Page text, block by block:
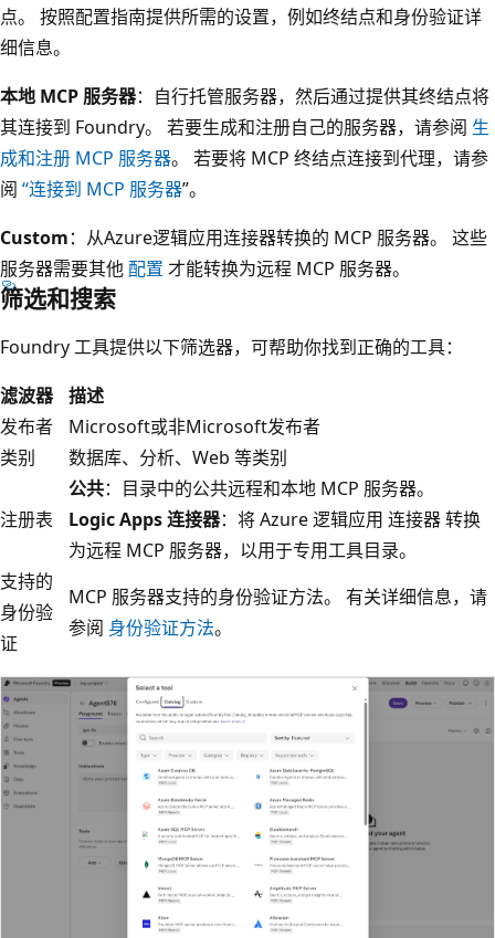
点。 按照配置指南提供所需的设置，例如终结点和身份验证详
细信息。
本地 MCP 服务器：自行托管服务器，然后通过提供其终结点将
其连接到 Foundry。 若要生成和注册自己的服务器，请参阅 生
成和注册 MCP 服务器。 若要将 MCP 终结点连接到代理，请参
阅 “连接到 MCP 服务器”。
Custom：从Azure逻辑应用连接器转换的 MCP 服务器。 这些
服务器需要其他 配置 才能转换为远程 MCP 服务器。
筛选和搜索
Foundry 工具提供以下筛选器，可帮助你找到正确的工具：
滤波器
描述
发布者
Microsoft或非Microsoft发布者
类别
数据库、分析、Web 等类别
注册表
公共：目录中的公共远程和本地 MCP 服务器。
Logic Apps 连接器：将 Azure 逻辑应用 连接器 转换
为远程 MCP 服务器，以用于专用工具目录。
支持的
身份验
证
MCP 服务器支持的身份验证方法。 有关详细信息，请
参阅 身份验证方法。